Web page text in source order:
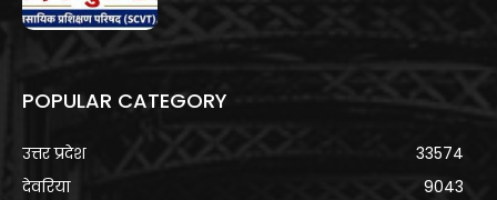
POPULAR CATEGORY
उत्तर प्रदेश
33574
देवरिया
9043